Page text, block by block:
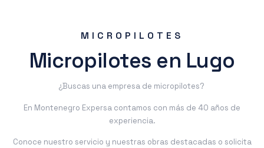
MICROPILOTES
Micropilotes en Lugo
¿Buscas una empresa de micropilotes?
En Montenegro Expersa contamos con más de 40 años de
experiencia.
Conoce nuestro servicio y nuestras obras destacadas o solicita